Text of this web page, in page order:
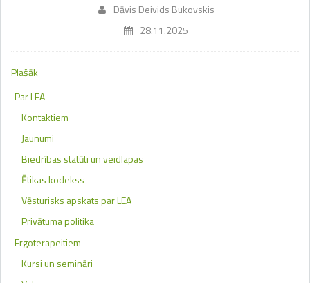
Dāvis Deivids Bukovskis
28.11.2025
Plašāk
Par LEA
Kontaktiem
Jaunumi
Biedrības statūti un veidlapas
Ētikas kodekss
Vēsturisks apskats par LEA
Privātuma politika
Ergoterapeitiem
Kursi un semināri